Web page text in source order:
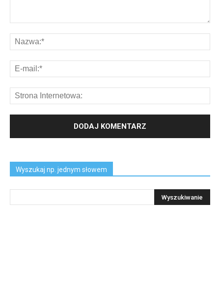
Wyszukaj np. jednym słowem